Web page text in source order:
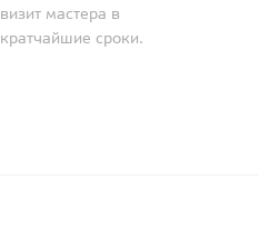
визит мастера в
кратчайшие сроки.